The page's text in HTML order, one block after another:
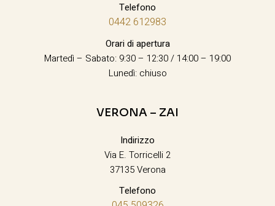
Telefono
0442 612983
Orari di apertura
Martedì – Sabato: 9:30 – 12:30 / 14:00 – 19:00
Lunedì: chiuso
VERONA – ZAI
Indirizzo
Via E. Torricelli 2
37135 Verona
Telefono